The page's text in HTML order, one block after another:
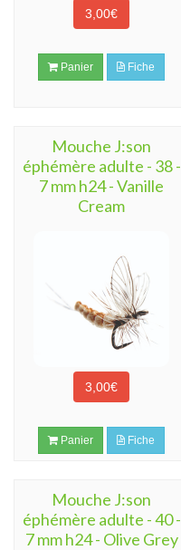
3,00€
Panier Fiche
Mouche J:son
éphémère adulte - 38 -
7 mm h24 - Vanille
Cream
3,00€
Panier Fiche
Mouche J:son
éphémère adulte - 40 -
7 mm h24 - Olive Grey